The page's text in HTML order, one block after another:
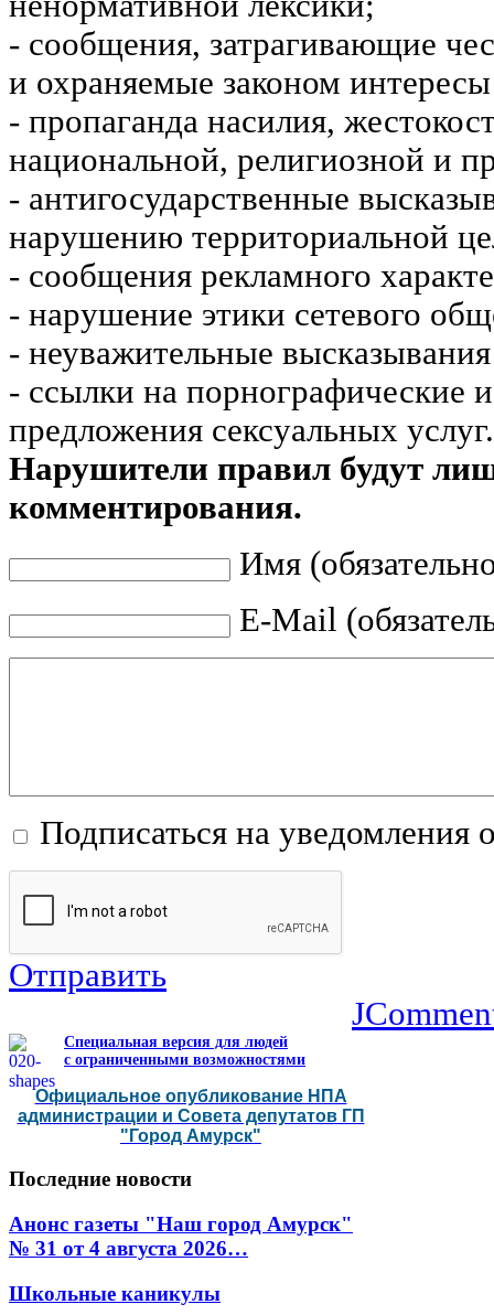
- сообщения, затрагивающие
и охраняемые законом
- пропаганда насилия,
национальной, религиозной и
- антигосударственные
нарушению территориальной
- сообщения рекламного
- нарушение этики сетевого
- неуважительные
- ссылки на порнографические
предложения сексуальных услуг.
Нарушители правил будут
комментирования.
Имя
E-Mail
Подписаться на уведомления
Отправить
Специальная версия для людей
с ограниченными возможностями
Официальное опубликование НПА
администрации и Совета депутатов ГП
"Город Амурск"
Последние новости
Анонс газеты "Наш город Амурск"
№ 31 от 4 августа 2026…
Школьные каникулы